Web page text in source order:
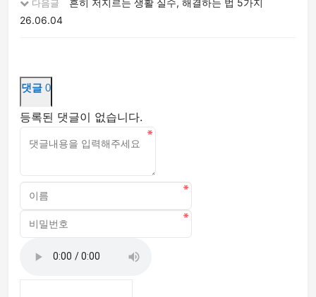
다음글
26.06.04
댓글 0
등록된 댓글이 없습니다.